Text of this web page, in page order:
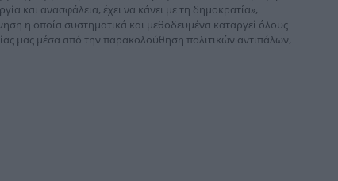
και ανασφάλεια, έχει να κάνει με τη δημοκρατία»,
η οποία συστηματικά και μεθοδευμένα καταργεί όλους
μας μέσα από την παρακολούθηση πολιτικών αντιπάλων,